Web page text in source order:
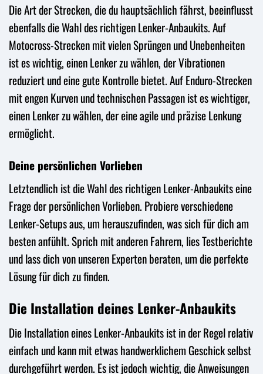
Die Art der Strecken, die du hauptsächlich fährst, beeinflusst
ebenfalls die Wahl des richtigen Lenker-Anbaukits. Auf
Motocross-Strecken mit vielen Sprüngen und Unebenheiten
ist es wichtig, einen Lenker zu wählen, der Vibrationen
reduziert und eine gute Kontrolle bietet. Auf Enduro-Strecken
mit engen Kurven und technischen Passagen ist es wichtiger,
einen Lenker zu wählen, der eine agile und präzise Lenkung
ermöglicht.
Deine persönlichen Vorlieben
Letztendlich ist die Wahl des richtigen Lenker-Anbaukits eine
Frage der persönlichen Vorlieben. Probiere verschiedene
Lenker-Setups aus, um herauszufinden, was sich für dich am
besten anfühlt. Sprich mit anderen Fahrern, lies Testberichte
und lass dich von unseren Experten beraten, um die perfekte
Lösung für dich zu finden.
Die Installation deines Lenker-Anbaukits
Die Installation eines Lenker-Anbaukits ist in der Regel relativ
einfach und kann mit etwas handwerklichem Geschick selbst
durchgeführt werden. Es ist jedoch wichtig, die Anweisungen